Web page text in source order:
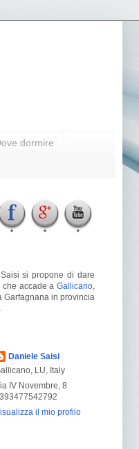
dormire
si propone di dare
accade a Gallicano
Garfagnana in provincia
Daniele Saisi
LU, Italy
IV Novembre, 8
il mio profilo